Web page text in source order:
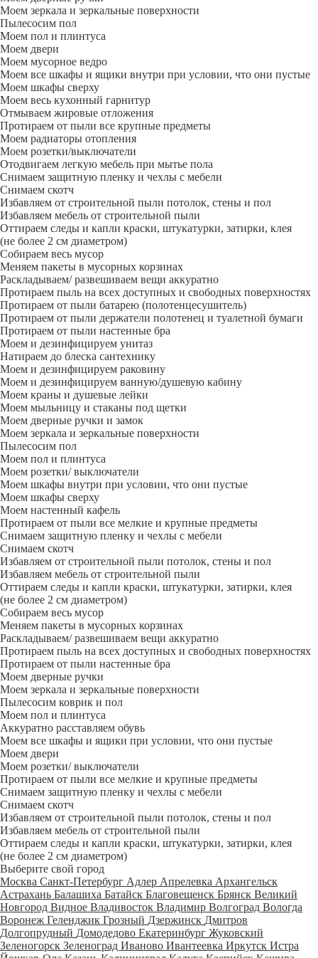
Моем зеркала и зеркальные поверхности
Пылесосим пол
Моем пол и плинтуса
Моем двери
Моем мусорное ведро
Моем все шкафы и ящики внутри при условии, что они пустые
Моем шкафы сверху
Моем весь кухонный гарнитур
Отмываем жировые отложения
Протираем от пыли все крупные предметы
Моем радиаторы отопления
Моем розетки/выключатели
Отодвигаем легкую мебель при мытье пола
Снимаем защитную пленку и чехлы с мебели
Снимаем скотч
Избавляем от строительной пыли потолок, стены и пол
Избавляем мебель от строительной пыли
Оттираем следы и капли краски, штукатурки, затирки, клея
(не более 2 см диаметром)
Собираем весь мусор
Меняем пакеты в мусорных корзинах
Раскладываем/ развешиваем вещи аккуратно
Протираем пыль на всех доступных и свободных поверхностях
Протираем от пыли батарею (полотенцесушитель)
Протираем от пыли держатели полотенец и туалетной бумаги
Протираем от пыли настенные бра
Моем и дезинфицируем унитаз
Натираем до блеска сантехнику
Моем и дезинфицируем раковину
Моем и дезинфицируем ванную/душевую кабину
Моем краны и душевые лейки
Моем мыльницу и стаканы под щетки
Моем дверные ручки и замок
Моем зеркала и зеркальные поверхности
Пылесосим пол
Моем пол и плинтуса
Моем розетки/ выключатели
Моем шкафы внутри при условии, что они пустые
Моем шкафы сверху
Моем настенный кафель
Протираем от пыли все мелкие и крупные предметы
Снимаем защитную пленку и чехлы с мебели
Снимаем скотч
Избавляем от строительной пыли потолок, стены и пол
Избавляем мебель от строительной пыли
Оттираем следы и капли краски, штукатурки, затирки, клея
(не более 2 см диаметром)
Собираем весь мусор
Меняем пакеты в мусорных корзинах
Раскладываем/ развешиваем вещи аккуратно
Протираем пыль на всех доступных и свободных поверхностях
Протираем от пыли настенные бра
Моем дверные ручки
Моем зеркала и зеркальные поверхности
Пылесосим коврик и пол
Моем пол и плинтуса
Аккуратно расставляем обувь
Моем все шкафы и ящики при условии, что они пустые
Моем двери
Моем розетки/ выключатели
Протираем от пыли все мелкие и крупные предметы
Снимаем защитную пленку и чехлы с мебели
Снимаем скотч
Избавляем от строительной пыли потолок, стены и пол
Избавляем мебель от строительной пыли
Оттираем следы и капли краски, штукатурки, затирки, клея
(не более 2 см диаметром)
Выберите свой город
Москва Санкт-Петербург Адлер Апрелевка Архангельск
Астрахань Балашиха Батайск Благовещенск Брянск Великий
Новгород Видное Владивосток Владимир Волгоград Вологда
Воронеж Геленджик Грозный Дзержинск Дмитров
Долгопрудный Домодедово Екатеринбург Жуковский
Зеленогорск Зеленоград Иваново Ивантеевка Иркутск Истра